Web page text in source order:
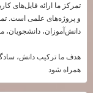
تمرکز ما ارائه فایل‌های
و پروژه‌های علمی است.
دانش‌آموزان، دانشجویان،
هدف ما ترکیب دانش،
همراه شود